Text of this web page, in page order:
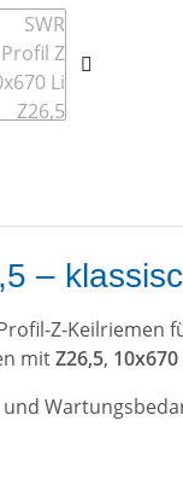
–
Z-Keilriemen
mitZ26,5, 10x670